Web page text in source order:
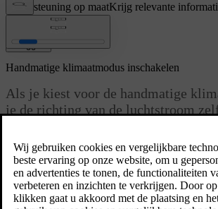
Ondersteuning op maatKrijg relevante
auto.
Inloggen
Handmatige klimaatmodus inschakelen
Als je kiest voor de handmatige
je de richting van de luchtstroom
Druk op het ventilatorsymbool in de
SelecteerHandmatig.
Kies de gewenste richting van de luchtstroom
van de ventilatoren.